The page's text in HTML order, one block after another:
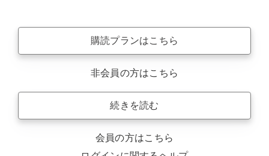
購読プランはこちら
非会員の方はこちら
続きを読む
会員の方はこちら